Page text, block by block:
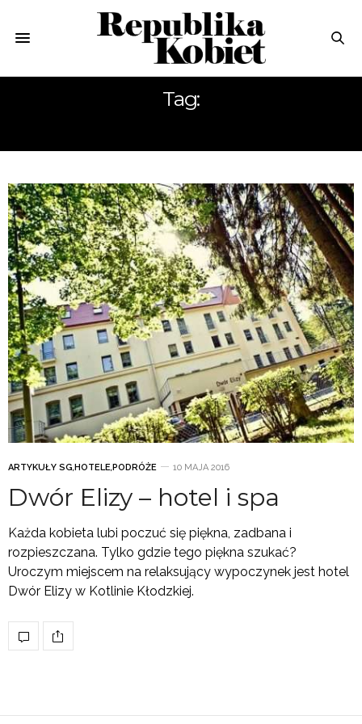
Tag:
ARTYKUŁY SG,HOTELE,PODRÓŻE 10 MAJA 2016
Dwór Elizy – hotel i spa
Każda kobieta lubi poczuć się piękna, zadbana i
rozpieszczana. Tylko gdzie tego piękna szukać?
Uroczym miejscem na relaksujący wypoczynek jest hotel
Dwór Elizy w Kotlinie Kłodzkiej.